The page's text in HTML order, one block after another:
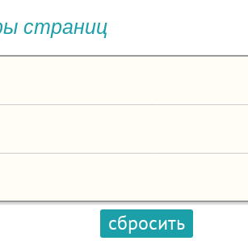
страниц
сбросить